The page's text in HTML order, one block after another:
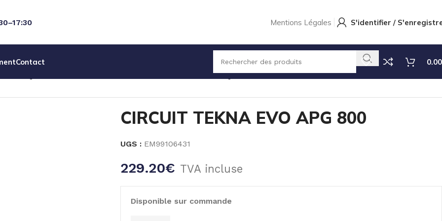
Mentions Légales S'identifier /
Contact
0.00
PIECES DET POMPE ELECTROMAGNETIQUE CIRCUIT TEKNA EVO APG 800
CIRCUIT TEKNA EVO APG 800
UGS : EM99106431
229.20€ TVA incluse
Disponible sur commande